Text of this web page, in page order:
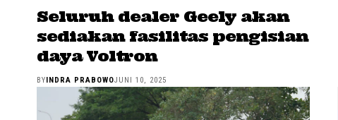
Seluruh dealer Geely akan
sediakan fasilitas pengisian
daya Voltron
BY INDRA PRABOWOJUNI 10, 2025